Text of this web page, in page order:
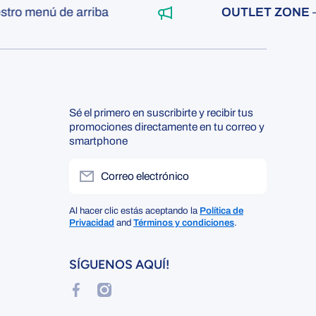
menú de arriba OUTLET ZONE—
Sé el primero en suscribirte y recibir tus
promociones directamente en tu correo y
smartphone
Correo electrónico
Al hacer clic estás aceptando la Política de
Privacidad and Términos y condiciones.
SÍGUENOS AQUÍ!
facebookcom/lacasadelmedicoP
instagramcom/lacasadelmedico/